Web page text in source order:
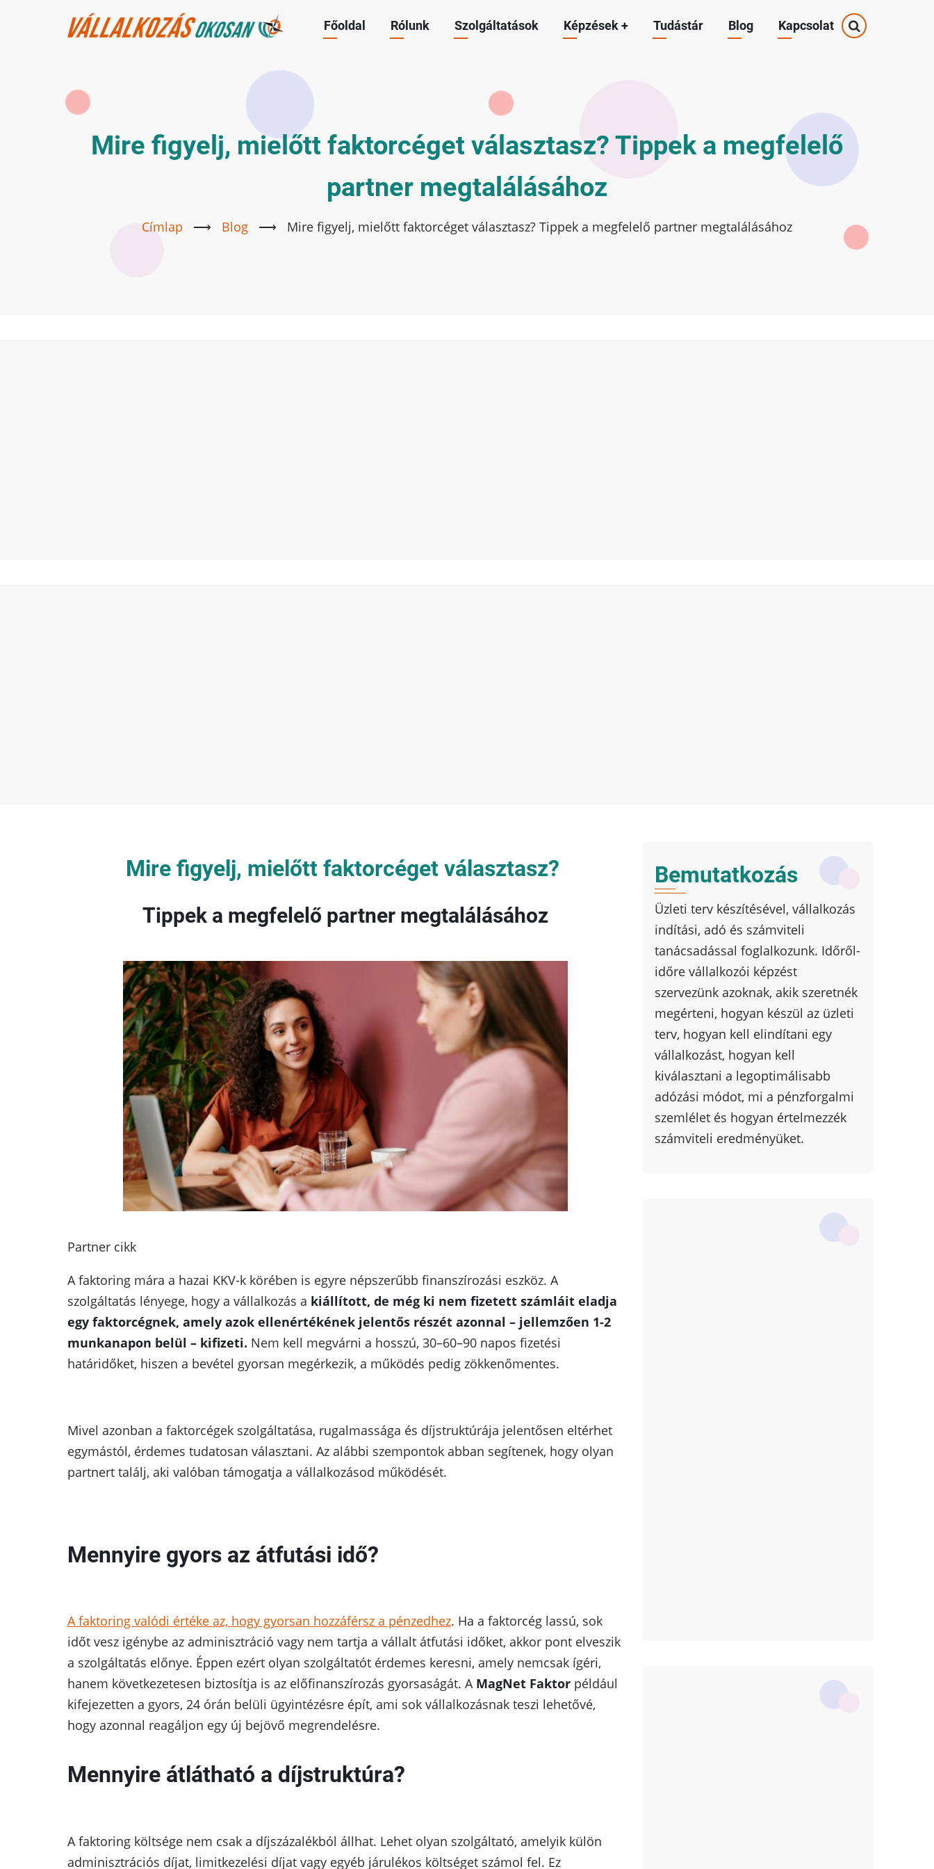
Main
navigation
Főoldal Rólunk Szolgáltatások Képzések+ Tudástár Blog Kapcsolat
Mire figyelj, mielőtt faktorcéget választasz? Tippek a megfelelő
partner megtalálásához
Címlap ⟶ Blog ⟶ Mire figyelj, mielőtt faktorcéget választasz? Tippek a megfelelő partner megtalálásához
Mire figyelj, mielőtt faktorcéget választasz?
Tippek a megfelelő partner megtalálásához
Partner cikk
A faktoring mára a hazai KKV-k körében is egyre népszerűbb finanszírozási eszköz. A
szolgáltatás lényege, hogy a vállalkozás a kiállított, de még ki nem fizetett számláit eladja
egy faktorcégnek, amely azok ellenértékének jelentős részét azonnal – jellemzően 1-2
munkanapon belül – kifizeti. Nem kell megvárni a hosszú, 30–60–90 napos fizetési
határidőket, hiszen a bevétel gyorsan megérkezik, a működés pedig zökkenőmentes.
Mivel azonban a faktorcégek szolgáltatása, rugalmassága és díjstruktúrája jelentősen eltérhet
egymástól, érdemes tudatosan választani. Az alábbi szempontok abban segítenek, hogy olyan
partnert találj, aki valóban támogatja a vállalkozásod működését.
Mennyire gyors az átfutási idő?
A faktoring valódi értéke az, hogy gyorsan hozzáférsz a pénzedhez. Ha a faktorcég lassú, sok
időt vesz igénybe az adminisztráció vagy nem tartja a vállalt átfutási időket, akkor pont elveszik
a szolgáltatás előnye. Éppen ezért olyan szolgáltatót érdemes keresni, amely nemcsak ígéri,
hanem következetesen biztosítja is az előfinanszírozás gyorsaságát. A MagNet Faktorpéldául
kifejezetten a gyors, 24 órán belüli ügyintézésre épít, ami sok vállalkozásnak teszi lehetővé,
hogy azonnal reagáljon egy új bejövő megrendelésre.
Mennyire átlátható a díjstruktúra?
A faktoring költsége nem csak a díjszázalékból állhat. Lehet olyan szolgáltató, amelyik külön
adminisztrációs díjat, limitkezelési díjat vagy egyéb járulékos költséget számol fel. Ez
Bemutatkozás
Üzleti terv készítésével, vállalkozás
indítási, adó és számviteli
tanácsadással foglalkozunk. Időről-
időre vállalkozói képzést
szervezünk azoknak, akik szeretnék
megérteni, hogyan készül az üzleti
terv, hogyan kell elindítani egy
vállalkozást, hogyan kell
kiválasztani a legoptimálisabb
adózási módot, mi a pénzforgalmi
szemlélet és hogyan értelmezzék
számviteli eredményüket.